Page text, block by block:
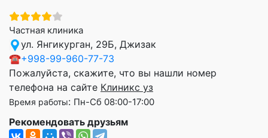
Частная клиника
ул. Янгикурган, 29Б, Джизак
☎+998-99-960-77-73
Пожалуйста, скажите, что вы нашли номер
телефона на сайте Клиникс уз
Время работы: Пн-Сб 08:00-17:00
Рекомендовать друзьям